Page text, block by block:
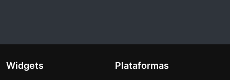
Widgets Plataformas